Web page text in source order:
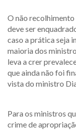
O não
deve ser
caso a prática seja
maioria dos
leva a crer
que ainda não foi
vista do ministro
Para os ministros
crime de